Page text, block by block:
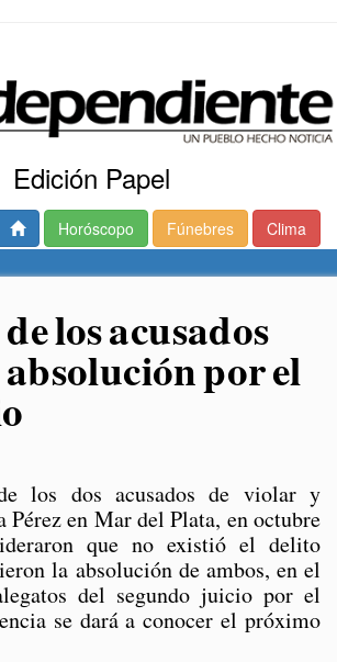
Edición Papel
Horóscopo Fúnebres Clima
los acusados
por el
los dos acusados de violar y
Pérez en Mar del Plata, en octubre
que no existió el delito
la absolución de ambos, en el
del segundo juicio por el
se dará a conocer el próximo